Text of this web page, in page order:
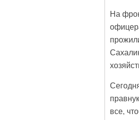
На
все,